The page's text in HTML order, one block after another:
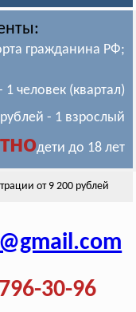
гражданина РФ;
1 человек (квартал)
рублей - 1 взрослый
дети до 18 лет
от 9 200 рублей
30-96